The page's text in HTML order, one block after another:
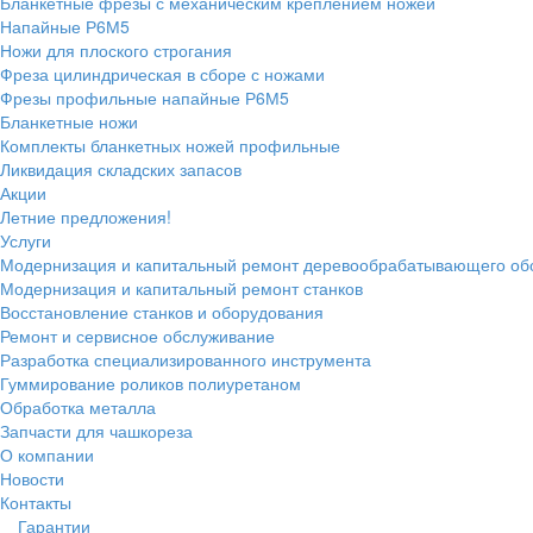
Напайные Р6М5
Ножи для плоского строгания
Фреза цилиндрическая в сборе с ножами
Фрезы профильные напайные Р6М5
Бланкетные ножи
Комплекты бланкетных ножей профильные
Ликвидация складских запасов
Акции
Летние предложения!
Услуги
Модернизация и капитальный ремонт деревообрабатывающего
Модернизация и капитальный ремонт станков
Восстановление станков и оборудования
Ремонт и сервисное обслуживание
Разработка специализированного инструмента
Гуммирование роликов полиуретаном
Обработка металла
Запчасти для чашкореза
О компании
Новости
Контакты
Гарантии